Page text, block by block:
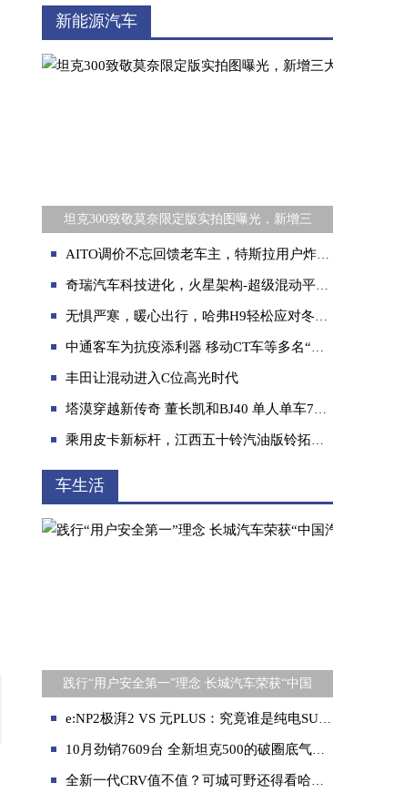
新能源汽车
坦克300致敬莫奈限定版实拍图曝光，新增三
AITO调价不忘回馈老车主，特斯拉用户炸锅了
奇瑞汽车科技进化，火星架构-超级混动平台将正式发布
无惧严寒，暖心出行，哈弗H9轻松应对冬季出行考验
中通客车为抗疫添利器 移动CT车等多名“干将”齐发力
丰田让混动进入C位高光时代
塔漠穿越新传奇 董长凯和BJ40 单人单车7天完成N39穿越
乘用皮卡新标杆，江西五十铃汽油版铃拓面世
车生活
践行“用户安全第一”理念 长城汽车荣获“中国
e:NP2极湃2 VS 元PLUS：究竟谁是纯电SUV市场的佼佼者？
10月劲销7609台 全新坦克500的破圈底气是什么？
全新一代CRV值不值？可城可野还得看哈弗大狗追猎版